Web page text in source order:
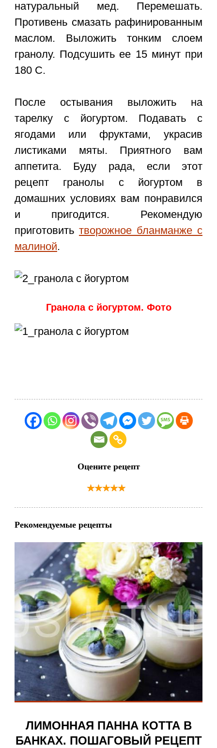
натуральный мед. Перемешать.
Противень смазать рафинированным
маслом. Выложить тонким слоем
гранолу. Подсушить ее 15 минут при
180 С.
После остывания выложить на
тарелку с йогуртом. Подавать с
ягодами или фруктами, украсив
листиками мяты. Приятного вам
аппетита. Буду рада, если этот
рецепт гранолы с йогуртом в
домашних условиях вам понравился
и пригодится. Рекомендую
приготовить творожное бланманже с
малиной.
Гранола с йогуртом. Фото
Оцените рецепт
Рекомендуемые рецепты
ЛИМОННАЯ ПАННА КОТТА В
БАНКАХ. ПОШАГОВЫЙ РЕЦЕПТ